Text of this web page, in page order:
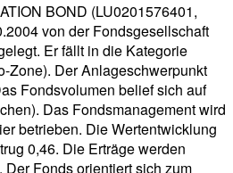
BOND (LU0201576401,
von der Fondsgesellschaft
Er fällt in die Kategorie
Zone). Der Anlageschwerpunkt
Fondsvolumen belief sich auf
Das Fondsmanagement wird
betrieben. Die Wertentwicklung
0,46. Die Erträge werden
Fonds orientiert sich zum